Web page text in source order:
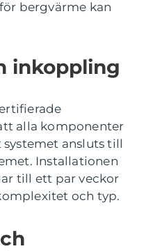
bergvärme kan
inkoppling
alla komponenter
ansluts till
Installationen
till ett par veckor
och typ.